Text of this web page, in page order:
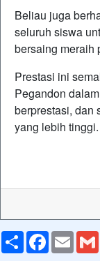
Beliau juga
seluruh siswa
bersaing meraih
Prestasi ini
Pegandon
berprestasi, dan
yang lebih tinggi.
ShareFacebook